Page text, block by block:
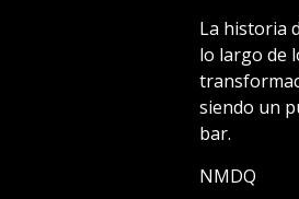
La historia
lo largo de
siendo un
bar.
NMDQ